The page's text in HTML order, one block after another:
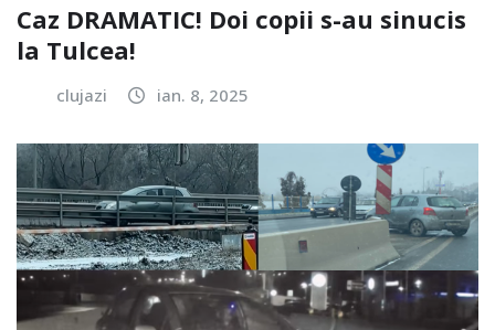
Caz DRAMATIC! Doi copii s-au sinucis
la Tulcea!
clujazi ian. 8, 2025